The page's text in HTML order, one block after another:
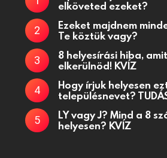
elköveted ezeket?
Ezeket majdnem
Te köztük vagy?
8 helyesírási hiba,
elkerülnöd! KVÍZ
Hogy írjuk helyesen
településnevet?
LY vagy J? Mind a 8
helyesen? KVÍZ